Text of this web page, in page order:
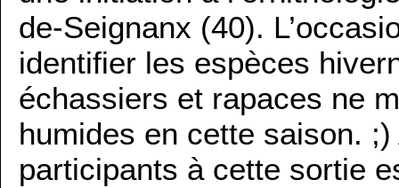
de-Seignanx (40).
identifier les espèces
échassiers et rapaces ne
humides en cette saison.
participants à cette sortie